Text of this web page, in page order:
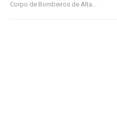
Corpo de Bombeiros de Alta...